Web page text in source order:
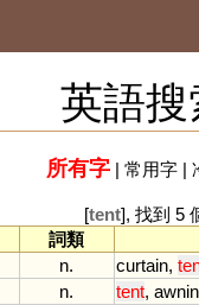
英語搜
所有字| 常用字|
[tent], 找到 5
詞類
n. curtain,
n. tent,